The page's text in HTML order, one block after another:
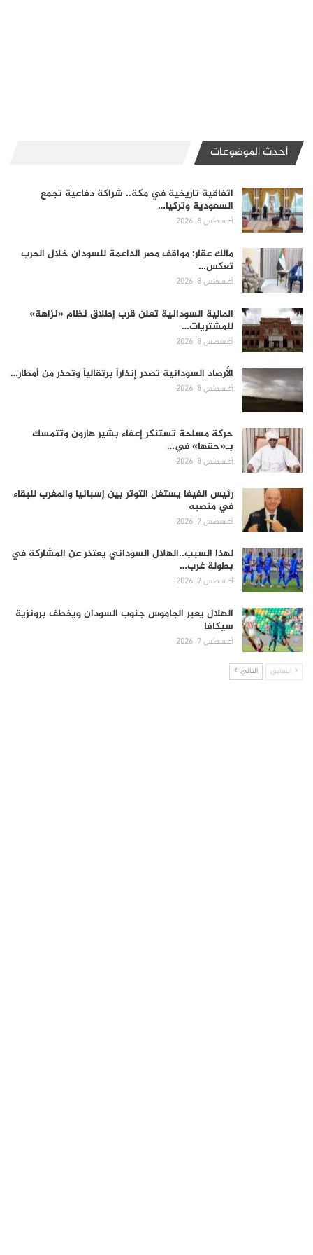
أحدث الموضوعات
اتفاقية تاريخية في مكة.. شراكة دفاعية تجمع
السعودية وتركيا…
أغسطس 8, 2026
مالك عقار: مواقف مصر الداعمة للسودان خلال الحرب
تعكس…
أغسطس 8, 2026
المالية السودانية تعلن قرب إطلاق نظام «نزاهة»
للمشتريات…
أغسطس 8, 2026
الأرصاد السودانية تصدر إنذاراً برتقالياً وتحذر من أمطار…
أغسطس 8, 2026
حركة مسلحة تستنكر إعفاء بشير هارون وتتمسك
بـ«حقها» في…
أغسطس 8, 2026
رئيس الفيفا يستغل التوتر بين إسبانيا والمغرب للبقاء
في منصبه
أغسطس 7, 2026
لهذا السبب..الهلال السوداني يعتذر عن المشاركة في
بطولة غرب…
أغسطس 7, 2026
الهلال يعبر الجاموس جنوب السودان ويخطف برونزية
سيكافا
أغسطس 7, 2026
السابق التالي